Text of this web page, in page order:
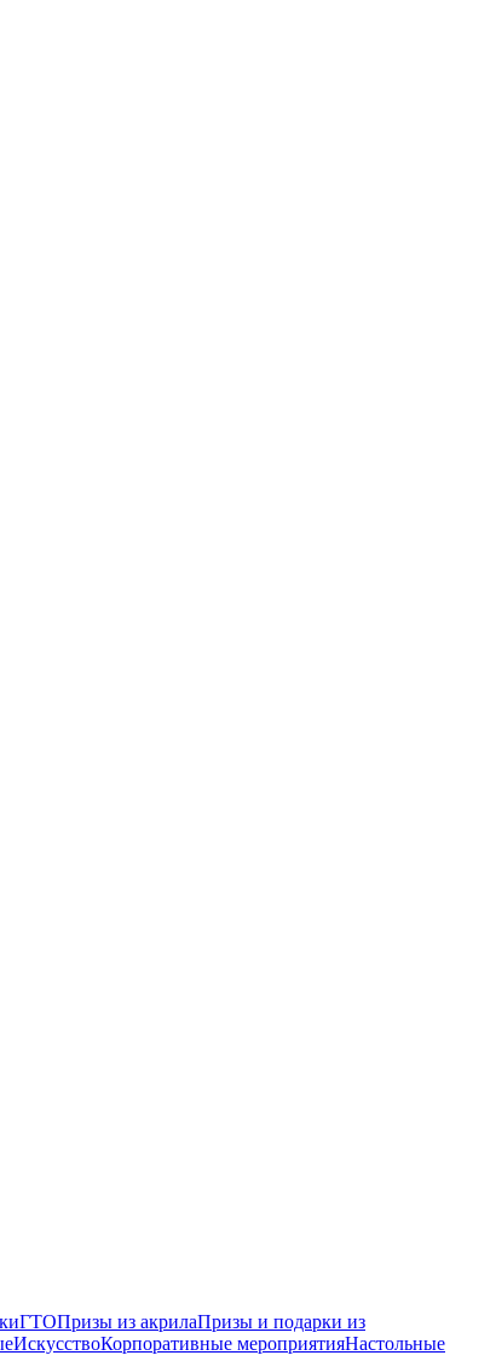
ГТОПризы из акрилаПризы и подарки из
ИскусствоКорпоративные мероприятияНастольные